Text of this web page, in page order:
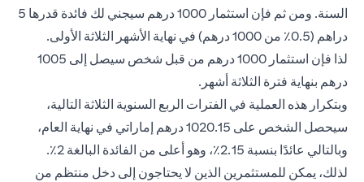
السنة. ومن ثم فإن استثمار 1000 درهم سيجني لك فائدة قدرها 5
دراهم (0.5٪ من 1000 درهم) في نهاية الأشهر الثلاثة الأولى.
لذا فإن استثمار 1000 درهم من قبل شخص سيصل إلى 1005
درهم بنهاية فترة الثلاثة أشهر.
وبتكرار هذه العملية في الفترات الربع السنوية الثلاثة التالية،
سيحصل الشخص على 1020.15 درهم إماراتي في نهاية العام،
وبالتالي عائدًا بنسبة 2.15٪، وهو أعلى من الفائدة البالغة 2٪.
لذلك، يمكن للمستثمرين الذين لا يحتاجون إلى دخل منتظم من